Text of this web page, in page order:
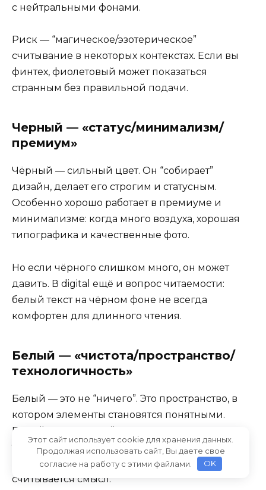
с нейтральными фонами.
Риск — “магическое/эзотерическое”
считывание в некоторых контекстах. Если вы
финтех, фиолетовый может показаться
странным без правильной подачи.
Черный — «статус/минимализм/
премиум»
Чёрный — сильный цвет. Он “собирает”
дизайн, делает его строгим и статусным.
Особенно хорошо работает в премиуме и
минимализме: когда много воздуха, хорошая
типографика и качественные фото.
Но если чёрного слишком много, он может
давить. В digital ещё и вопрос читаемости:
белый текст на чёрном фоне не всегда
комфортен для длинного чтения.
Белый — «чистота/пространство/
технологичность»
Белый — это не “ничего”. Это пространство, в
котором элементы становятся понятными.
Белый делает дизайн легче, чище и
технологичнее. Он отлично помогает UI:
меньше визуального мусора, быстрее
считывается смысл.
Этот сайт использует cookie для хранения данных.
Продолжая использовать сайт, Вы даете свое
согласие на работу с этими файлами.
OK